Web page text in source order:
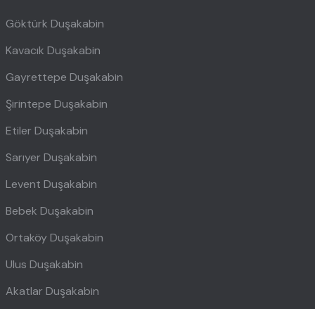
Göktürk Duşakabin
Kavacık Duşakabin
Gayrettepe Duşakabin
Şirintepe Duşakabin
Etiler Duşakabin
Sarıyer Duşakabin
Levent Duşakabin
Bebek Duşakabin
Ortaköy Duşakabin
Ulus Duşakabin
Akatlar Duşakabin